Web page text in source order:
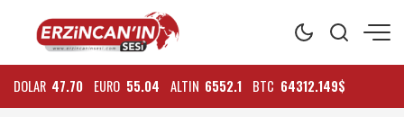
DOLAR 47.70 EURO 55.04 ALTIN 6552.1 BTC 64312.149$